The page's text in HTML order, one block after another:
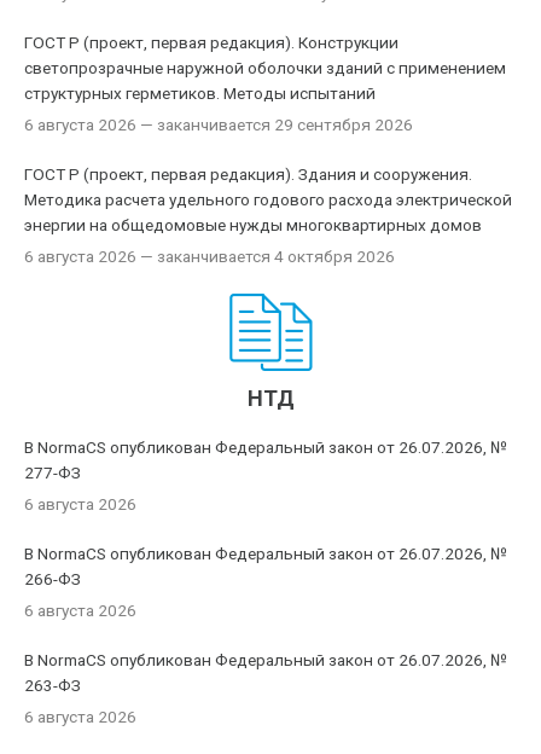
ГОСТ Р (проект, первая редакция). Конструкции
светопрозрачные наружной оболочки зданий с применением
структурных герметиков. Методы испытаний
6 августа 2026 — заканчивается 29 сентября 2026
ГОСТ Р (проект, первая редакция). Здания и сооружения.
Методика расчета удельного годового расхода электрической
энергии на общедомовые нужды многоквартирных домов
6 августа 2026 — заканчивается 4 октября 2026
НТД
В NormaCS опубликован Федеральный закон от 26.07.2026, №
277-ФЗ
6 августа 2026
В NormaCS опубликован Федеральный закон от 26.07.2026, №
266-ФЗ
6 августа 2026
В NormaCS опубликован Федеральный закон от 26.07.2026, №
263-ФЗ
6 августа 2026